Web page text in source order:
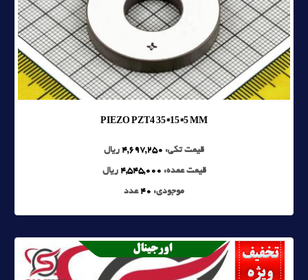
PIEZO PZT4 35*15*5 MM
قیمت تکی: 4,697,250 ریال
قیمت عمده: 4,545,000 ریال
موجودی: 40 عدد